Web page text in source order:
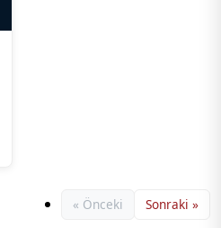
« Önceki Sonraki »